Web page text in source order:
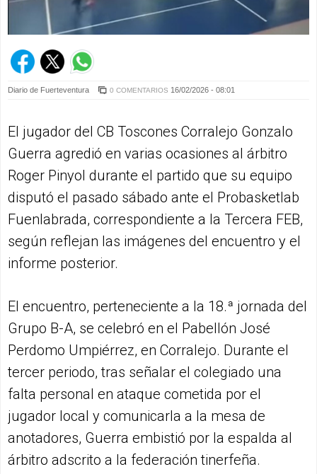
Diario de Fuerteventura 0 COMENTARIOS 16/02/2026 - 08:01
El jugador del CB Toscones Corralejo Gonzalo
Guerra agredió en varias ocasiones al árbitro
Roger Pinyol durante el partido que su equipo
disputó el pasado sábado ante el Probasketlab
Fuenlabrada, correspondiente a la Tercera FEB,
según reflejan las imágenes del encuentro y el
informe posterior.
El encuentro, perteneciente a la 18.ª jornada del
Grupo B-A, se celebró en el Pabellón José
Perdomo Umpiérrez, en Corralejo. Durante el
tercer periodo, tras señalar el colegiado una
falta personal en ataque cometida por el
jugador local y comunicarla a la mesa de
anotadores, Guerra embistió por la espalda al
árbitro adscrito a la federación tinerfeña.